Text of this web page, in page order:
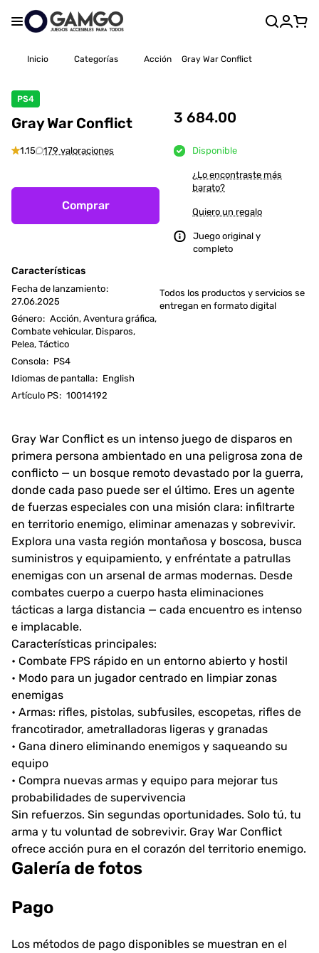
Inicio Categorías Acción Gray War Conflict
PS4
Gray War Conflict
1.15 179 valoraciones
Comprar
Características
Fecha de lanzamiento:
27.06.2025
Género: Acción, Aventura gráfica,
Combate vehicular, Disparos,
Pelea, Táctico
Consola: PS4
Idiomas de pantalla: English
Artículo PS: 10014192
3 684.00
Disponible
¿Lo encontraste más
barato?
Quiero un regalo
Juego original y
completo
Todos los productos y servicios se
entregan en formato digital
Gray War Conflict es un intenso juego de disparos en
primera persona ambientado en una peligrosa zona de
conflicto — un bosque remoto devastado por la guerra,
donde cada paso puede ser el último. Eres un agente
de fuerzas especiales con una misión clara: infiltrarte
en territorio enemigo, eliminar amenazas y sobrevivir.
Explora una vasta región montañosa y boscosa, busca
suministros y equipamiento, y enfréntate a patrullas
enemigas con un arsenal de armas modernas. Desde
combates cuerpo a cuerpo hasta eliminaciones
tácticas a larga distancia — cada encuentro es intenso
e implacable.
Características principales:
• Combate FPS rápido en un entorno abierto y hostil
• Modo para un jugador centrado en limpiar zonas
enemigas
• Armas: rifles, pistolas, subfusiles, escopetas, rifles de
francotirador, ametralladoras ligeras y granadas
• Gana dinero eliminando enemigos y saqueando su
equipo
• Compra nuevas armas y equipo para mejorar tus
probabilidades de supervivencia
Sin refuerzos. Sin segundas oportunidades. Solo tú, tu
arma y tu voluntad de sobrevivir. Gray War Conflict
ofrece acción pura en el corazón del territorio enemigo.
Galería de fotos
Pago
Los métodos de pago disponibles se muestran en el